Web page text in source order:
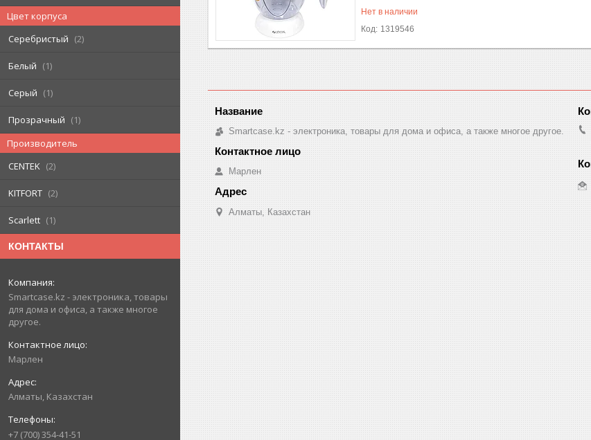
Цвет корпуса
Серебристый
2
Белый 1
Серый 1
Прозрачный
1
Производитель
CENTEK
2
KITFORT 2
Scarlett 1
КОНТАКТЫ
Smartcase.kz - электроника, товары
для дома и офиса, а также многое
другое.
Марлен
Алматы, Казахстан
+7 (700) 354-41-51
Нет в наличии
1319546
Smartcase.kz - электроника, товары для дома и офиса, а также многое другое.
Марлен
Алматы, Казахстан